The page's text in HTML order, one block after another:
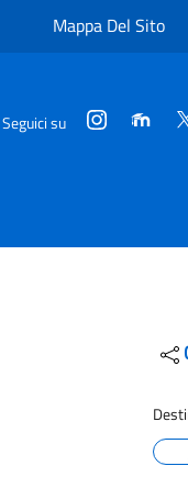
Mappa Del Sito
Seguici su